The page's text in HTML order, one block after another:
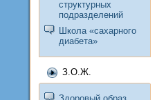
структурных
подразделений
Школа «сахарного
диабета»
З.О.Ж.